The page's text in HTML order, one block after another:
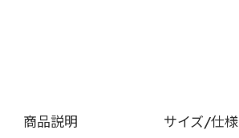
商品説明 サイズ/仕様